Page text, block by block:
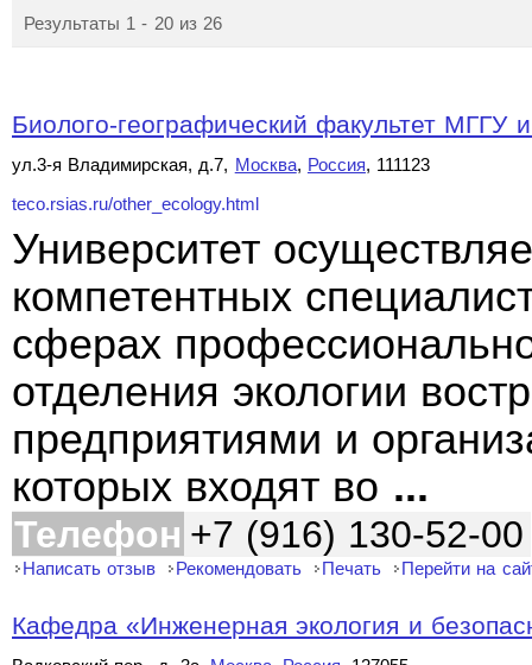
Результаты 1 - 20 из 26
Биолого-географический факультет
ул.3-я Владимирская, д.7, Москва, Россия, 111123
teco.rsias.ru/other_ecology.html
Университет
компетентных
сферах
отделения экологии
предприятиями и
которых входят во ...
Телефон +7 (916) 130-52-00
Написать отзыв Рекомендовать Печать Перейти на
Кафедра «Инженерная экология и